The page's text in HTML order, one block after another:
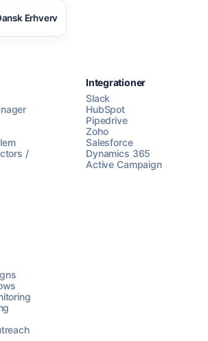
Erhverv
/
Integrationer
Slack
HubSpot
Pipedrive
Zoho
Salesforce
Dynamics 365
Active Campaign